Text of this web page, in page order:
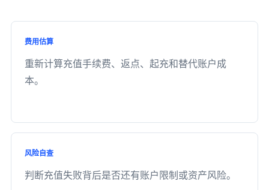
费用估算
重新计算充值手续费、返点、起充和替代账户成
本。
风险自查
判断充值失败背后是否还有账户限制或资产风险。